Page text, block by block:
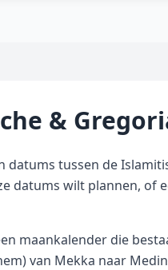
&
tussen de
datums wilt plannen,
maankalender die
van Mekka naar